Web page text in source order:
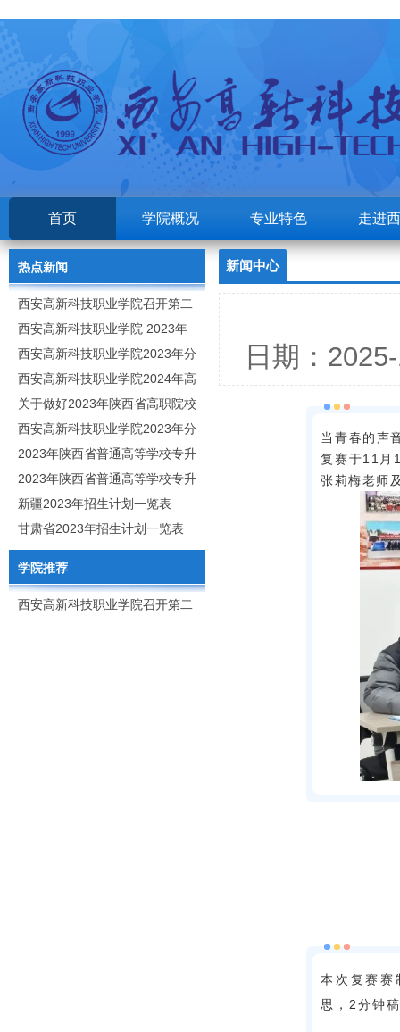
首页 学院概况 专业特色 走进
热点新闻
西安高新科技职业学院召开第二
次党代会
西安高新科技职业学院 2023年
高职分类考试招生章程
西安高新科技职业学院2023年分
类招生专业及计划
西安高新科技职业学院2024年高
职分类招生章程
关于做好2023年陕西省高职院校
分类考试工作的通知
西安高新科技职业学院2023年分
类考试招生简章
2023年陕西省普通高等学校专升
本招生专业目录
2023年陕西省普通高等学校专升
本招生专业课考核科目
新疆2023年招生计划一览表
甘肃省2023年招生计划一览表
学院推荐
西安高新科技职业学院召开第二
新闻中心
日期：
当青春的声
复赛于11月
张莉梅老师
本次复赛赛
思，2分钟